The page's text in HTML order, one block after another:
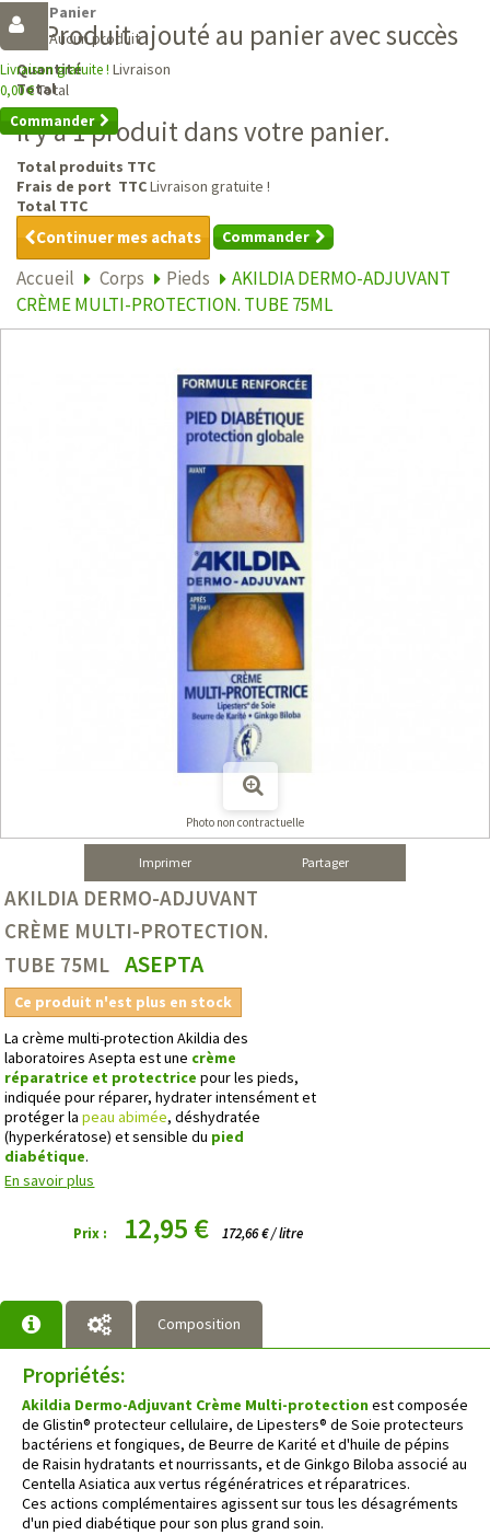
Panier
Aucun produit
Livraison gratuite ! Livraison
0,00 €Total
Commander
Produit ajouté au panier avec succès
Quantité
Total
Il y a 1 produit dans votre panier.
Total produits TTC
Frais de port TTCLivraison gratuite !
Total TTC
Continuer mes achats Commander
Accueil Corps Pieds
AKILDIA DERMO-ADJUVANT
CRÈME MULTI-PROTECTION. TUBE 75ML
Photo non contractuelle
Imprimer Partager
AKILDIA DERMO-ADJUVANT
CRÈME MULTI-PROTECTION.
TUBE 75ML
ASEPTA
Ce produit n'est plus en stock
La crème multi-protection Akildia des
laboratoiresAseptaest une crème
réparatrice et protectrice pour les pieds,
indiquée pour réparer, hydrater intensément et
protéger lapeau abimée, déshydratée
(hyperkératose) et sensible du pied
diabétique.
En savoir plus
Prix : 12,95 € 172,66 € / litre
Composition
Propriétés:
Akildia Dermo-Adjuvant Crème Multi-protectionest composée
de Glistin® protecteur cellulaire, de Lipesters® de Soie protecteurs
bactériens et fongiques, de Beurre de Karité et d'huile de pépins
de Raisin hydratants et nourrissants, et de Ginkgo Biloba associé au
Centella Asiatica aux vertus régénératrices et réparatrices.
Ces actions complémentaires agissent sur tous les désagréments
d'un pied diabétique pour son plus grand soin.